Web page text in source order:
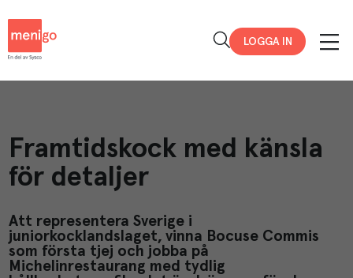
LOGGA IN
Framtidskock med känsla
för detaljer
Att representera Sverige i
juniorkocklandslaget, vinna Bocuse Commis
som första tjej och jobba på
Michelinrestaurang med tydlig